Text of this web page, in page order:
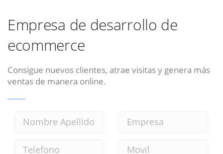
Empresa de desarrollo de
ecommerce
Consigue nuevos clientes, atrae visitas y genera más
ventas de manera online.